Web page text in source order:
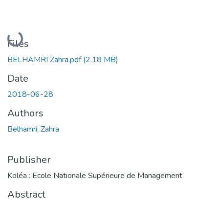
Loading...
Files
BELHAMRI Zahra.pdf(2.18 MB)
Date
2018-06-28
Authors
Belhamri, Zahra
Publisher
Koléa : Ecole Nationale Supérieure de Management
Abstract